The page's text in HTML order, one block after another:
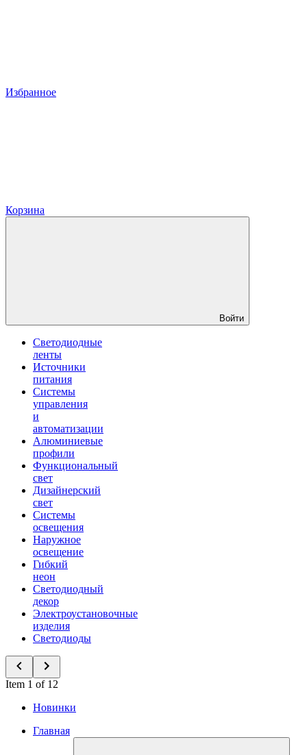
Избранное
Корзина
Войти
Светодиодные
ленты
Источники
питания
Системы
управления
и
автоматизации
Алюминиевые
профили
Функциональный
свет
Дизайнерский
свет
Системы
освещения
Наружное
освещение
Гибкий
неон
Светодиодный
декор
Электроустановочные
изделия
Светодиоды
Item 1 of 12
Новинки
Главная